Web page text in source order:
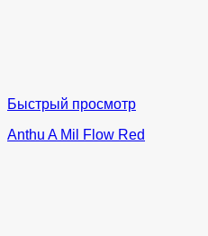
Быстрый просмотр
Anthu A Mil Flow Red